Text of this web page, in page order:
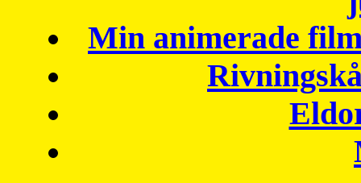
Min animerade